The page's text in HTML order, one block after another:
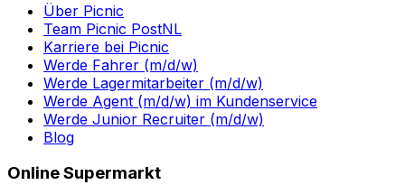
Über Picnic
Team Picnic PostNL
Karriere bei Picnic
Werde Fahrer (m/d/w)
Werde Lagermitarbeiter (m/d/w)
Werde Agent (m/d/w) im Kundenservice
Werde Junior Recruiter (m/d/w)
Blog
Online Supermarkt